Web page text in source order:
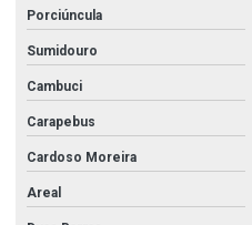
Conexões tupy bsp
Cotovelo galvanizado
Cotovelo galvanizado 2 1 2
Porciúncula
Sumidouro
Cambuci
Carapebus
Cardoso Moreira
Areal